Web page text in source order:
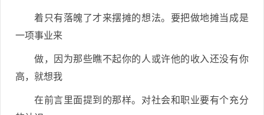
着只有落魄了才来摆摊的想法。要把做地摊当成是
一项事业来
做，因为那些瞧不起你的人或许他的收入还没有你
高，就想我
在前言里面提到的那样。对社会和职业要有个充分